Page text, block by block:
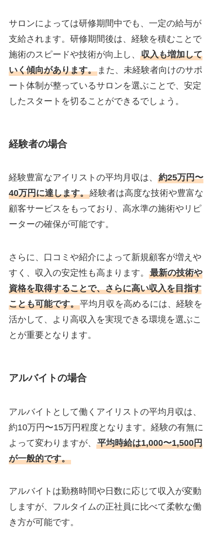
サロンによっては研修期間中でも、一定の給与が
支給されます。研修期間後は、経験を積むことで
施術のスピードや技術が向上し、 収入も増加して
いく傾向があります。また、未経験者向けのサポ
ート体制が整っているサロンを選ぶことで、安定
したスタートを切ることができるでしょう。
経験者の場合
経験豊富なアイリストの平均月収は、 約25万円〜
40万円に達します。経験者は高度な技術や豊富な
顧客サービスをもっており、高水準の施術やリピ
ーターの確保が可能です。
さらに、口コミや紹介によって新規顧客が増えや
すく、収入の安定性も高まります。 最新の技術や
資格を取得することで、さらに高い収入を目指す
ことも可能です。平均月収を高めるには、経験を
活かして、より高収入を実現できる環境を選ぶこ
とが重要となります。
アルバイトの場合
アルバイトとして働くアイリストの平均月収は、
約10万円〜15万円程度となります。経験の有無に
よって変わりますが、 平均時給は1,000〜1,500円
が一般的です。
アルバイトは勤務時間や日数に応じて収入が変動
しますが、フルタイムの正社員に比べて柔軟な働
き方が可能です。